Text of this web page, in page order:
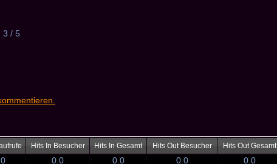
3 / 5
Hits In Besucher Hits In Gesamt Hits Out Besucher Hits Out Gesamt
0.0 0.0 0.0
0.0